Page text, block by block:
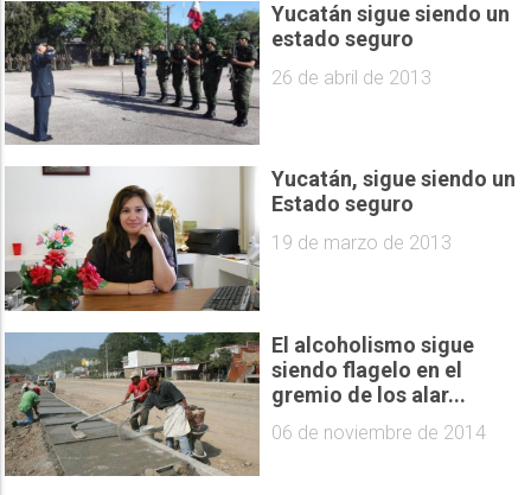
Yucatán sigue siendo un
estado seguro
26 de abril de 2013
Yucatán, sigue siendo un
Estado seguro
19 de marzo de 2013
El alcoholismo sigue
siendo flagelo en el
gremio de los alar...
06 de noviembre de 2014